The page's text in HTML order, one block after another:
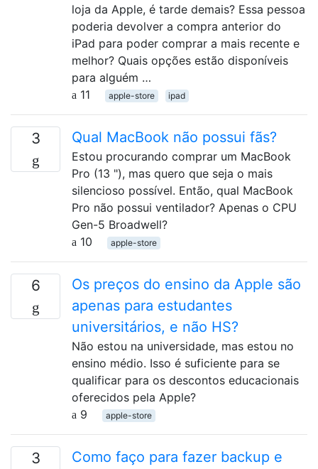
loja da Apple, é tarde demais? Essa pessoa
poderia devolver a compra anterior do
iPad para poder comprar a mais recente e
melhor? Quais opções estão disponíveis
para alguém …
11
apple-store ipad
3 Qual MacBook não possui fãs?
Estou procurando comprar um MacBook
Pro (13 "), mas quero que seja o mais
silencioso possível. Então, qual MacBook
Pro não possui ventilador? Apenas o CPU
Gen-5 Broadwell?
10
apple-store
6
Os preços do ensino da Apple são
apenas para estudantes
universitários, e não HS?
Não estou na universidade, mas estou no
ensino médio. Isso é suficiente para se
qualificar para os descontos educacionais
oferecidos pela Apple?
9
apple-store
3
Como faço para fazer backup e